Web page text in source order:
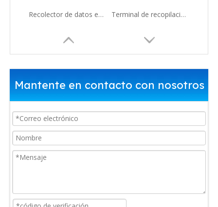
Recolector de datos en línea RH2000 Terminal de recopilación de datos inalámbrico inteligente RW625
Mantente en contacto con nosotros